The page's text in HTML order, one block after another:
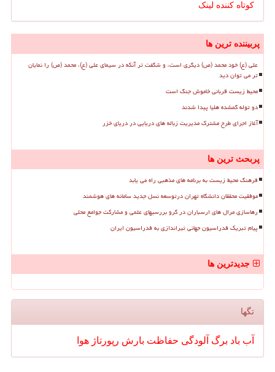
کوتاه کننده لینک
پربیننده ترین ها
علی (ع) خود محمد (ص) دیگری است، و شگفت تر آنکه در سیمای علی (ع)، محمد (ص) را نمایان
تر می توان دید
محیط زیست قربانی خاموش جنگ است
دو توله گمشده هلیا پیدا شدند
آغاز اجرای طرح مشترک مدیریت زباله های دریایی در دریای خزر
پربحث ترین ها
فرهنگ محیط زیست به برنامه های مذهبی راه می یابد
موفقیت محققان دانشگاه تهران درتوسعه نسل جدید سامانه های هوشمند
رهاسازی مرال های ارسباران در گرو بررسیهای علمی و مشارکت جوامع محلی
پیام تبریک فدراسیون جهانی تیراندازی به فدراسیون ایران
جدیدترین ها
تگها
آب باد برگ آلودگی حفاظت بارش رپورتاژ هوا